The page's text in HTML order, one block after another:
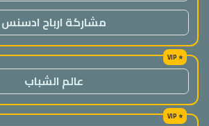
مشاركة ارباح ادسنس
عالم الشباب